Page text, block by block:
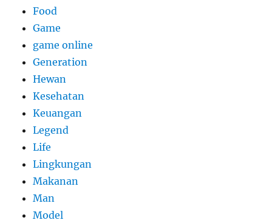
Food
Game
game online
Generation
Hewan
Kesehatan
Keuangan
Legend
Life
Lingkungan
Makanan
Man
Model